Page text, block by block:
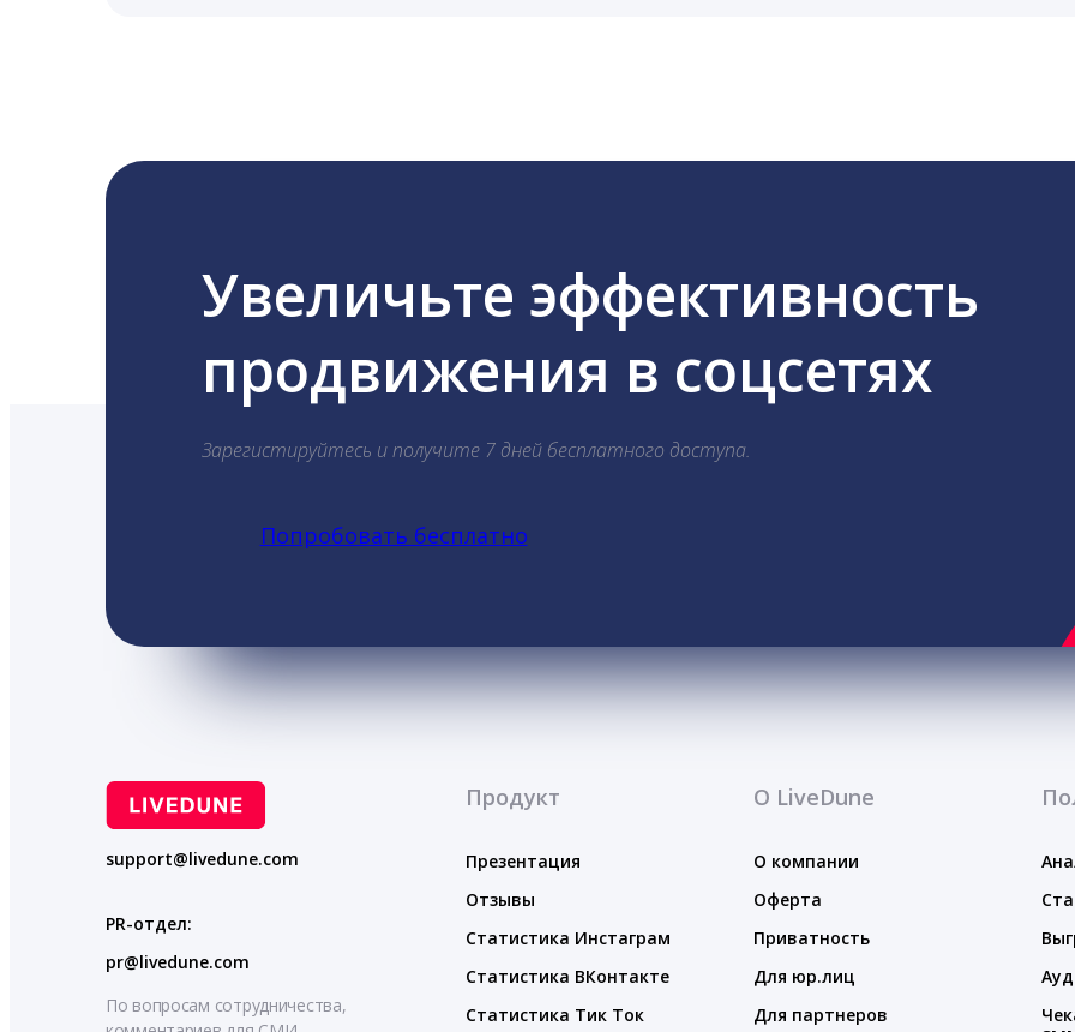
Увеличьте эффективность
продвижения в соцсетях
Зарегистируйтесь и получите 7 дней бесплатного доступа.
Попробовать бесплатно
support@livedune.com
PR-отдел:
pr@livedune.com
По вопросам сотрудничества,
Продукт
Презентация
Отзывы
Статистика Инстаграм
Статистика ВКонтакте
Статистика Тик Ток
О LiveDune
О компании
Оферта
Приватность
Для юр.лиц
Для партнеров